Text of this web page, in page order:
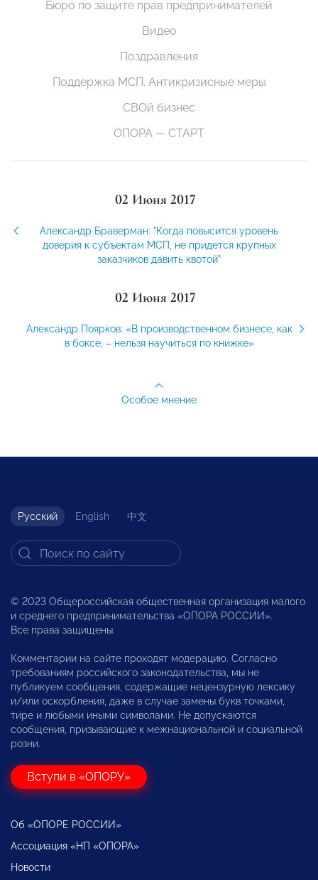
Бюро по защите прав предпринимателей
Видео
Поздравления
Поддержка МСП. Антикризисные меры
СВОй бизнес
ОПОРА — СТАРТ
02 Июня 2017
Александр Браверман: "Когда повысится уровень
доверия к субъектам МСП, не придется крупных
заказчиков давить квотой"
02 Июня 2017
Александр Поярков: «В производственном бизнесе, как
в боксе, – нельзя научиться по книжке»
Особое мнение
Русский English 中文
© 2023 Общероссийская общественная организация малого
и среднего предпринимательства «ОПОРА РОССИИ».
Все права защищены.
Комментарии на сайте проходят модерацию. Согласно
требованиям российского законодательства, мы не
публикуем сообщения, содержащие нецензурную лексику
и/или оскорбления, даже в случае замены букв точками,
тире и любыми иными символами. Не допускаются
сообщения, призывающие к межнациональной и социальной
розни.
Вступи в «ОПОРУ»
Об «ОПОРЕ РОССИИ»
Ассоциация «НП «ОПОРА»
Новости